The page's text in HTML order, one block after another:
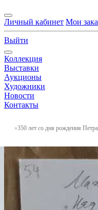
Личный кабинет Мои
Выйти
Коллекция
Выставки
Аукционы
Художники
Новости
Контакты
350 лет со дня рождения